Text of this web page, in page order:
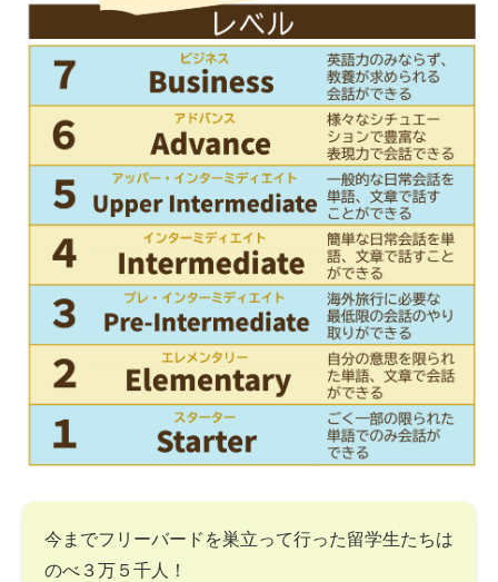
今までフリーバードを巣立って行った留学生たちは
のべ３万５千人！